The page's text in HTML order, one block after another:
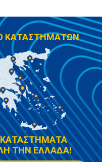
ΚΑΤΑΣΤΗΜΑΤΩΝ
ΚΑΤΑΣΤΗΜΑΤΑ
ΤΗΝ ΕΛΛΑΔΑ!